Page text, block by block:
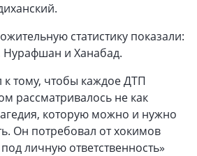
статистику показали:
и Ханабад.
к тому, чтобы каждое ДТП
рассматривалось не как
которую можно и нужно
Он потребовал от хокимов
личную ответственность»